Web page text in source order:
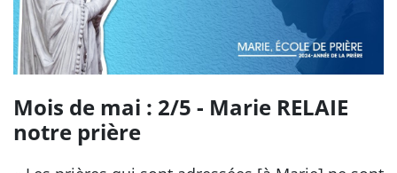
Mois de mai : 2/5 - Marie RELAIE
notre prière